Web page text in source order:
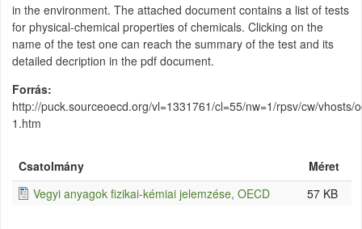
in the environment. The attached document contains a list of tests
for physical-chemical properties of chemicals. Clicking on the
name of the test one can reach the summary of the test and its
detailed decription in the pdf document.
Forrás
http://puck.sourceoecd.org/vl=1331761/cl=55/nw=1/rpsv/cw/
1.htm
Csatolmány
Méret
Vegyi anyagok fizikai-kémiai jelemzése, OECD
57 KB